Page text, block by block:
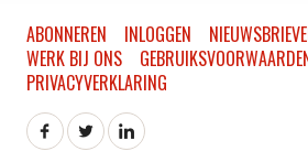
ABONNEREN INLOGGEN
WERK BIJ ONS
PRIVACYVERKLARING